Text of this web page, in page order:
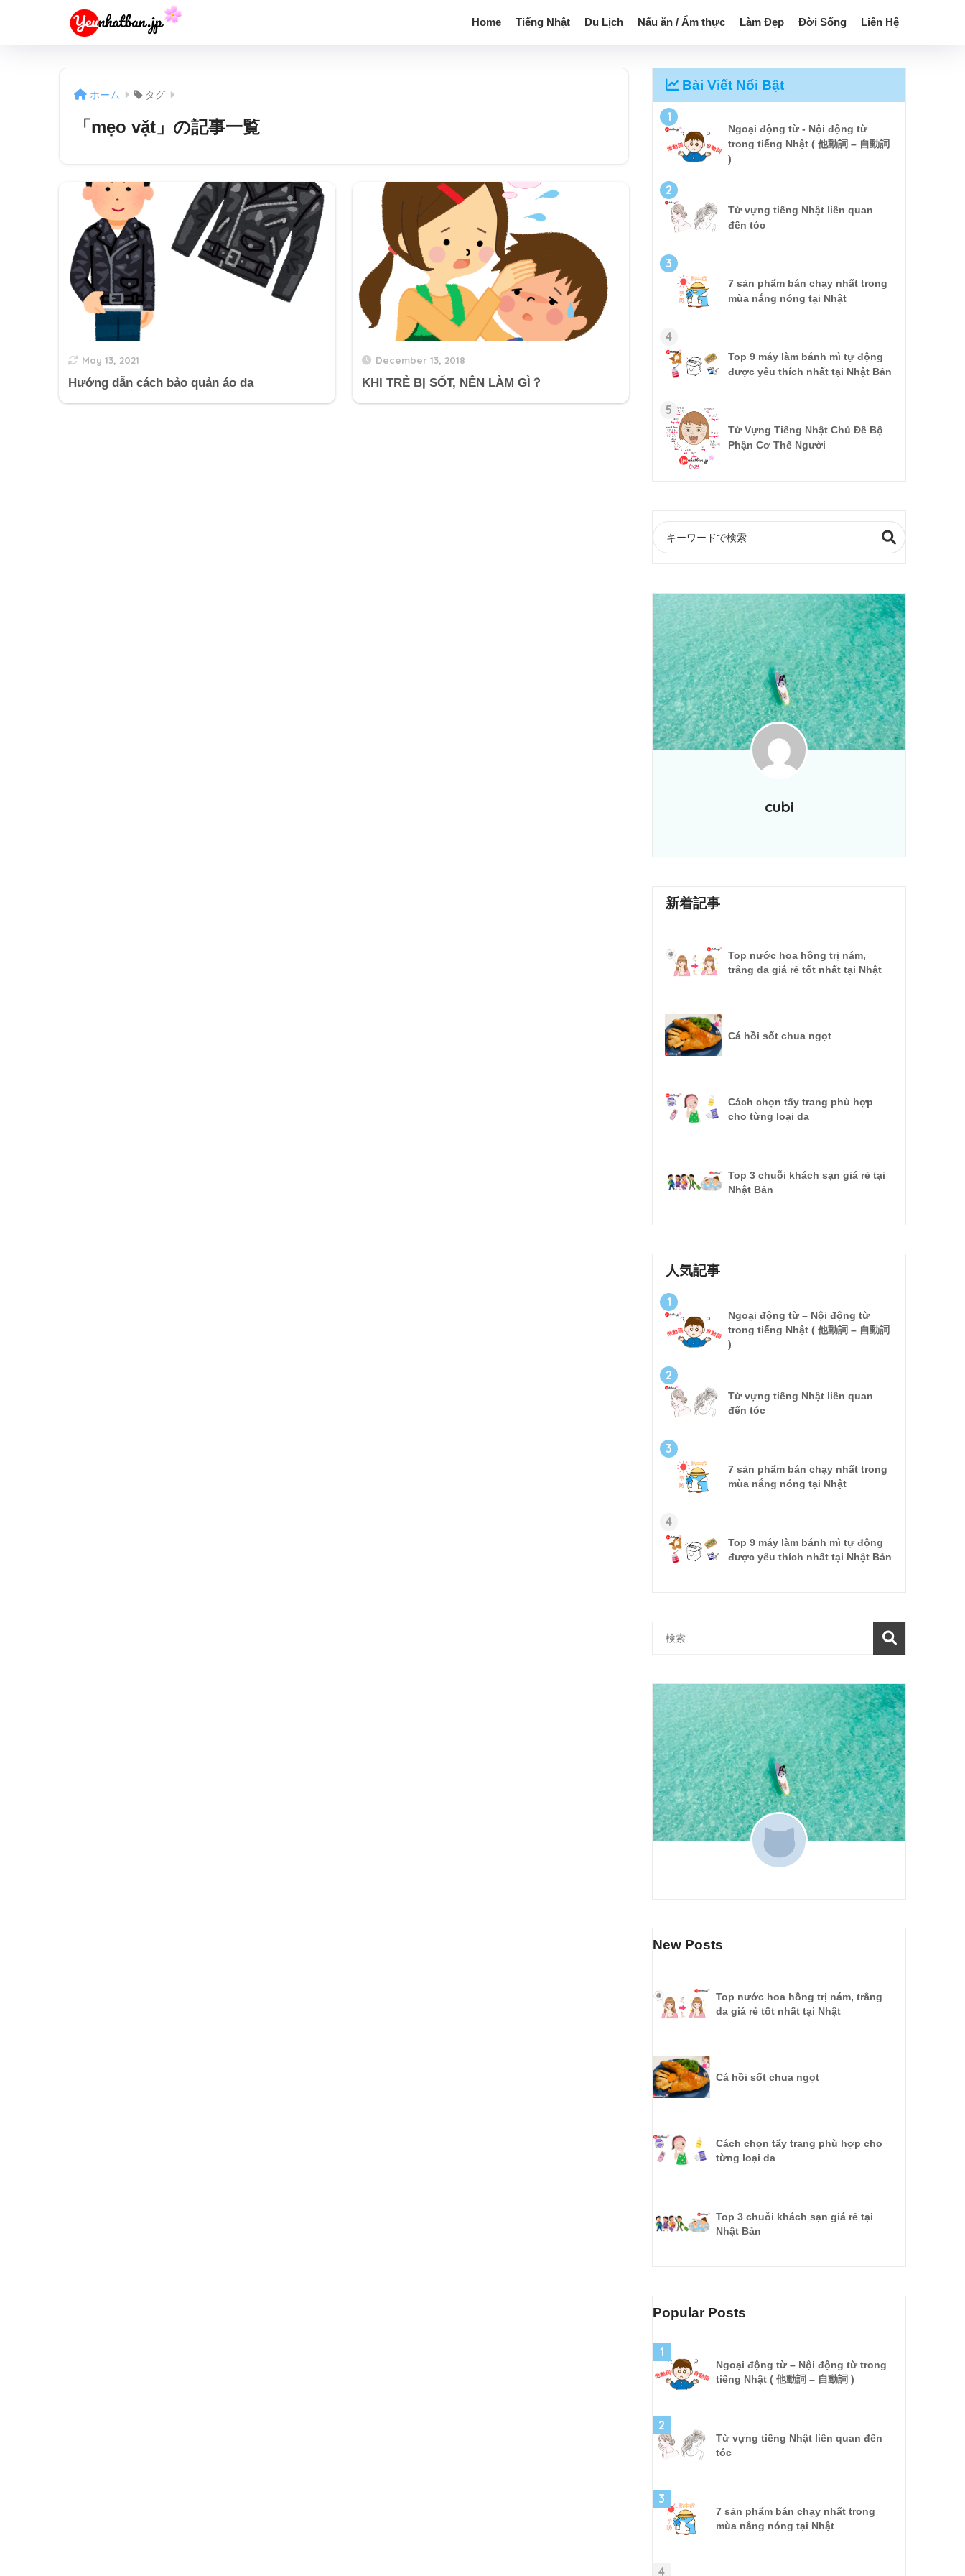
Home Tiếng Nhật Du Lịch Nấu ăn / Ẩm thực Làm Đẹp Đời Sống Liên Hệ
ホーム タグ
「mẹo vặt」の記事一覧
May 13, 2021
Hướng dẫn cách bảo quản áo da
December 13, 2018
KHI TRẺ BỊ SỐT, NÊN LÀM GÌ？
Bài Viết Nổi Bật
1
Ngoại động từ - Nội động từ
trong tiếng Nhật ( 他動詞 – 自動詞
)
2
Từ vựng tiếng Nhật liên quan
đến tóc
3
7 sản phẩm bán chạy nhất trong
mùa nắng nóng tại Nhật
4
Top 9 máy làm bánh mì tự động
được yêu thích nhất tại Nhật Bản
5
Từ Vựng Tiếng Nhật Chủ Đề Bộ
Phận Cơ Thể Người
cubi
新着記事
Top nước hoa hồng trị nám,
trắng da giá rẻ tốt nhất tại Nhật
Cá hồi sốt chua ngọt
Cách chọn tẩy trang phù hợp
cho từng loại da
Top 3 chuỗi khách sạn giá rẻ tại
Nhật Bản
人気記事
1
Ngoại động từ – Nội động từ
trong tiếng Nhật ( 他動詞 – 自動詞
)
2
Từ vựng tiếng Nhật liên quan
đến tóc
3
7 sản phẩm bán chạy nhất trong
mùa nắng nóng tại Nhật
4
Top 9 máy làm bánh mì tự động
được yêu thích nhất tại Nhật Bản
New Posts
Top nước hoa hồng trị nám, trắng
da giá rẻ tốt nhất tại Nhật
Cá hồi sốt chua ngọt
Cách chọn tẩy trang phù hợp cho
từng loại da
Top 3 chuỗi khách sạn giá rẻ tại
Nhật Bản
Popular Posts
1
Ngoại động từ – Nội động từ trong
tiếng Nhật ( 他動詞 – 自動詞 )
2
Từ vựng tiếng Nhật liên quan đến
tóc
3
7 sản phẩm bán chạy nhất trong
mùa nắng nóng tại Nhật
4